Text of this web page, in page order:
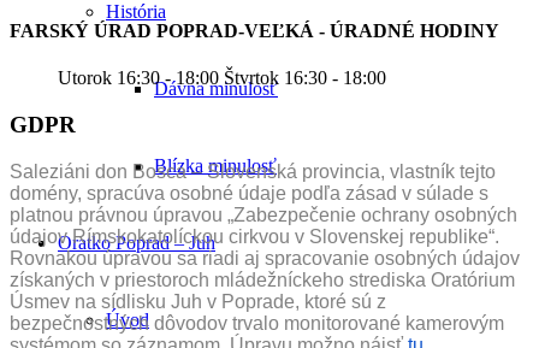
História
Dávna minulosť
Blízka minulosť
Oratko Poprad – Juh
Úvod
FARSKÝ ÚRAD POPRAD-VEĽKÁ - ÚRADNÉ HODINY
Utorok 16:30 - 18:00 Štvrtok 16:30 - 18:00
GDPR
Saleziáni don Bosca – Slovenská provincia, vlastník tejto
domény, spracúva osobné údaje podľa zásad v súlade s
platnou právnou úpravou „Zabezpečenie ochrany osobných
údajov Rímskokatolíckou cirkvou v Slovenskej republike“.
Rovnakou úpravou sa riadi aj spracovanie osobných údajov
získaných v priestoroch mládežníckeho strediska Oratórium
Úsmev na sídlisku Juh v Poprade, ktoré sú z
bezpečnostných dôvodov trvalo monitorované kamerovým